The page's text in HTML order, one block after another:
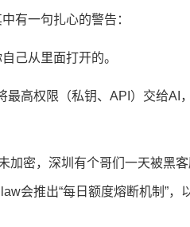
有一句扎心的警告：
己从里面打开的。
最高权限（私钥、API）交给AI
加密，深圳有个哥们一天被黑
会推出“每日额度熔断机制”，